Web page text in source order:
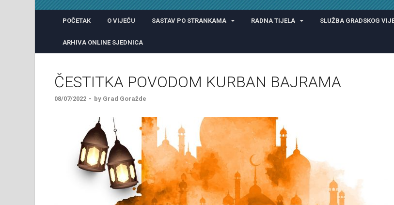
POČETAK O VIJEĆU SASTAV PO STRANKAMA RADNA TIJELA SLUŽBA GRADSKOG
ARHIVA ONLINE SJEDNICA
ČESTITKA POVODOM KURBAN BAJRAMA
08/07/2022 - by Grad Goražde